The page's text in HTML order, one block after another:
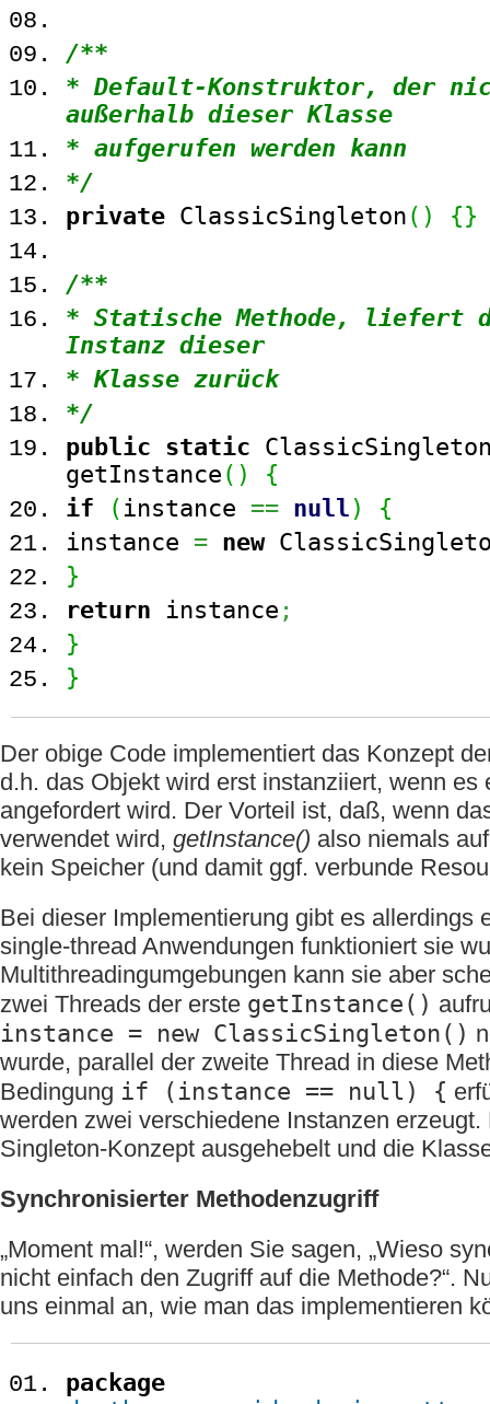
/**
* Default-Konstruktor, der
außerhalb dieser Klasse
* aufgerufen werden kann
*/
private ClassicSingleton( ) {}
/**
* Statische Methode, liefert
Instanz dieser
* Klasse zurück
*/
public static
getInstance( )
{
if
(instance == null)
{
instance = new
}
return instance ;
}
}
Der obige Code implementiert das Konzept
d.h. das Objekt wird erst instanziiert, wenn es
angefordert wird. Der Vorteil ist, daß, wenn
verwendet wird, getInstance() also niemals
kein Speicher (und damit ggf. verbunde
Bei dieser Implementierung gibt es allerdings
single-thread Anwendungen funktioniert sie
Multithreadingumgebungen kann sie aber
zwei Threads der erste getInstance()
instance = new ClassicSingleton()
wurde, parallel der zweite Thread in diese
Bedingung if (instance == null) {
werden zwei verschiedene Instanzen
Singleton-Konzept ausgehebelt und die
Synchronisierter Methodenzugriff
„Moment mal!“, werden Sie sagen, „Wieso
nicht einfach den Zugriff auf die Methode?“.
uns einmal an, wie man das implementieren
package